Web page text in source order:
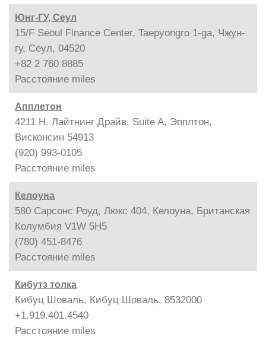
Юнг-ГУ, Сеул
15/F Seoul Finance Center, Taepyongro 1-ga, Чжун-
гу, Сеул, 04520
+82 2 760 8885
Расстояние miles
Апплетон
4211 Н. Лайтнинг Драйв, Suite A, Эпплтон,
Висконсин 54913
(920) 993-0105
Расстояние miles
Келоуна
580 Сарсонс Роуд, Люкс 404, Келоуна, Британская
Колумбия V1W 5H5
(780) 451-8476
Расстояние miles
Кибутз толка
Кибуц Шоваль, Кибуц Шоваль, 8532000
+1.919.401.4540
Расстояние miles